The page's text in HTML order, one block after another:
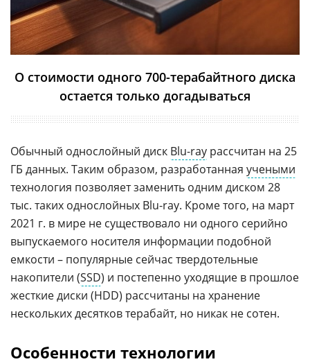
О стоимости одного 700-терабайтного диска
остается только догадываться
Обычный однослойный диск Blu-ray рассчитан на 25
ГБ данных. Таким образом, разработанная учеными
технология позволяет заменить одним диском 28
тыс. таких однослойных Blu-ray. Кроме того, на март
2021 г. в мире не существовало ни одного серийно
выпускаемого носителя информации подобной
емкости – популярные сейчас твердотельные
накопители (SSD) и постепенно уходящие в прошлое
жесткие диски (HDD) рассчитаны на хранение
нескольких десятков терабайт, но никак не сотен.
Особенности технологии